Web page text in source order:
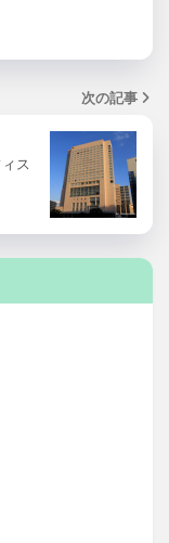
次の記事
ス